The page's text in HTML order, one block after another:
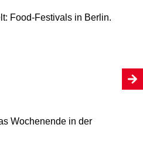
Food-Festivals in Berlin.
Wochenende in der